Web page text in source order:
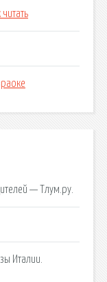
— Тлум.ру.
Италии.